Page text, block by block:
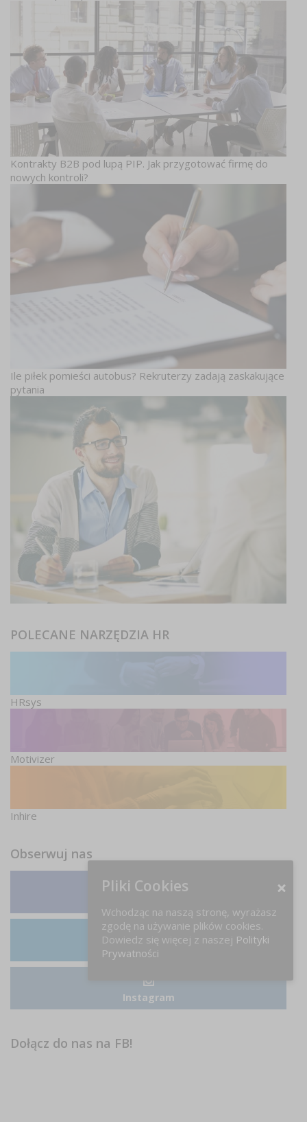
Kontrakty B2B pod lupą PIP. Jak przygotować firmę do
nowych kontroli?
Ile piłek pomieści autobus? Rekruterzy zadają zaskakujące
pytania
POLECANE NARZĘDZIA HR
HRsys
Motivizer
Inhire
Obserwuj nas
LinkedIn
Instagram
Dołącz do nas na FB!
Pliki Cookies
Wchodząc na naszą stronę, wyrażasz
zgodę na używanie plików cookies.
Dowiedz się więcej z naszej Polityki
Prywatności